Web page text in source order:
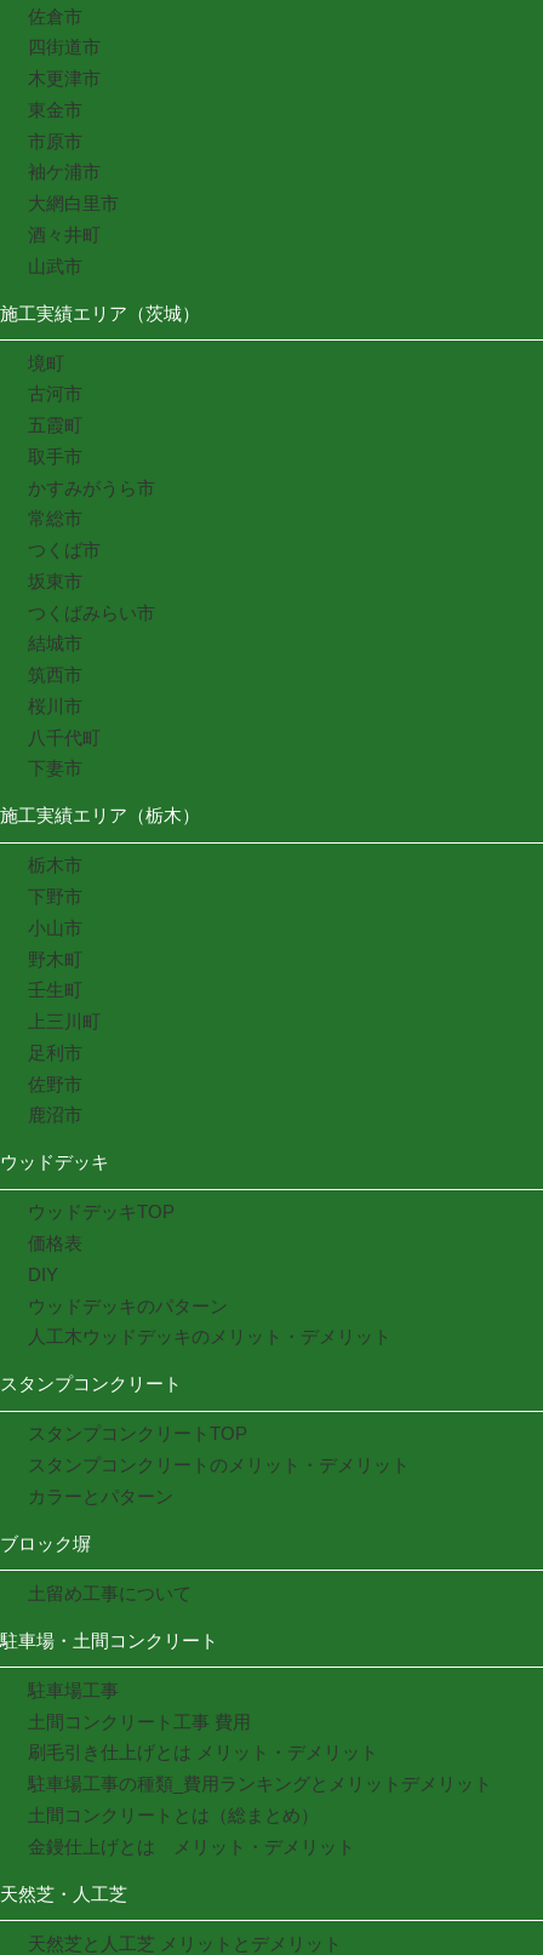
佐倉市
四街道市
木更津市
東金市
市原市
袖ケ浦市
大網白里市
酒々井町
山武市
施工実績エリア（茨城）
境町
古河市
五霞町
取手市
かすみがうら市
常総市
つくば市
坂東市
つくばみらい市
結城市
筑西市
桜川市
八千代町
下妻市
施工実績エリア（栃木）
栃木市
下野市
小山市
野木町
壬生町
上三川町
足利市
佐野市
鹿沼市
ウッドデッキ
ウッドデッキTOP
価格表
DIY
ウッドデッキのパターン
人工木ウッドデッキのメリット・デメリット
スタンプコンクリート
スタンプコンクリートTOP
スタンプコンクリートのメリット・デメリット
カラーとパターン
ブロック塀
土留め工事について
駐車場・土間コンクリート
駐車場工事
土間コンクリート工事 費用
刷毛引き仕上げとは メリット・デメリット
駐車場工事の種類_費用ランキングとメリットデメリット
土間コンクリートとは（総まとめ）
金鏝仕上げとは メリット・デメリット
天然芝・人工芝
天然芝と人工芝 メリットとデメリット